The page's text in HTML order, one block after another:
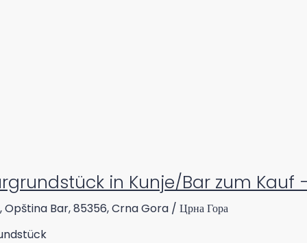
in Kunje/Bar zum Kauf
Opština Bar, 85356, Crna Gora / Црна Гора